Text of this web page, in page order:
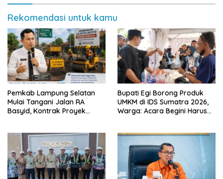
Rekomendasi untuk kamu
Pemkab Lampung Selatan
Mulai Tangani Jalan RA
Basyid, Kontrak Proyek
Bupati Egi Borong Produk
UMKM di IDS Sumatra 2026,
Warga: Acara Begini Harus